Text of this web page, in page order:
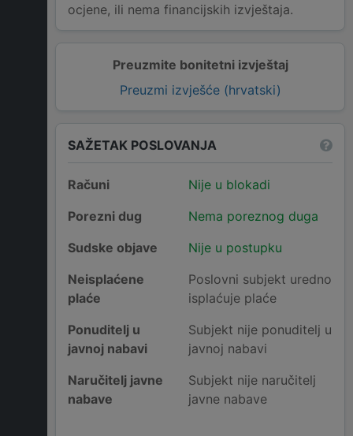
Preuzmite bonitetni izvještaj
Preuzmi izvješće (hrvatski)
ocjene, ili nema financijskih izvještaja.
SAŽETAK POSLOVANJA
Računi
Nije u blokadi
Porezni dug
Nema poreznog duga
Sudske objave
Nije u postupku
Neisplaćene
plaće
Poslovni subjekt uredno
isplaćuje plaće
Ponuditelj u
javnoj nabavi
Subjekt nije ponuditelj u
javnoj nabavi
Naručitelj javne
nabave
Subjekt nije naručitelj
javne nabave